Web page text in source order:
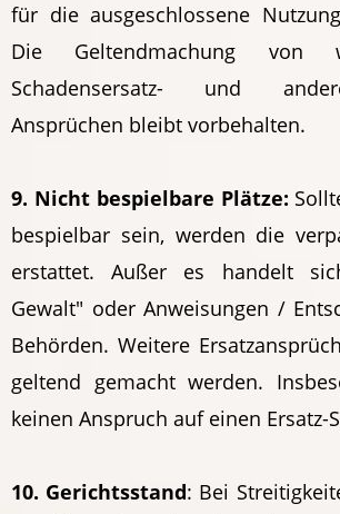
für die ausgeschlossene
Die Geltendmachung von
Schadensersatz- und
Ansprüchen bleibt vorbehalten.
9. Nicht bespielbare Plätze:
bespielbar sein, werden die
erstattet. Außer es handelt
Gewalt" oder Anweisungen /
Behörden. Weitere
geltend gemacht werden.
keinen Anspruch auf einen Ersatz-
10. Gerichtsstand: Bei